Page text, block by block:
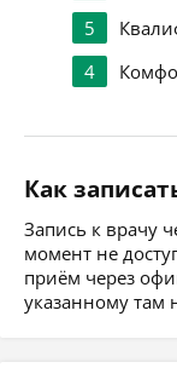
5
4
Как
Запись к врачу
момент не
приём через
указанному там